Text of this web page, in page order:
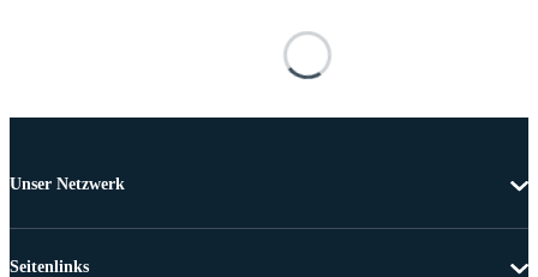
Unser Netzwerk
Seitenlinks